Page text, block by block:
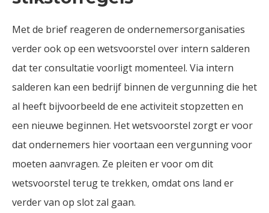
Met de brief reageren de ondernemersorganisaties
verder ook op een wetsvoorstel over intern salderen
dat ter consultatie voorligt momenteel. Via intern
salderen kan een bedrijf binnen de vergunning die het
al heeft bijvoorbeeld de ene activiteit stopzetten en
een nieuwe beginnen. Het wetsvoorstel zorgt er voor
dat ondernemers hier voortaan een vergunning voor
moeten aanvragen. Ze pleiten er voor om dit
wetsvoorstel terug te trekken, omdat ons land er
verder van op slot zal gaan.